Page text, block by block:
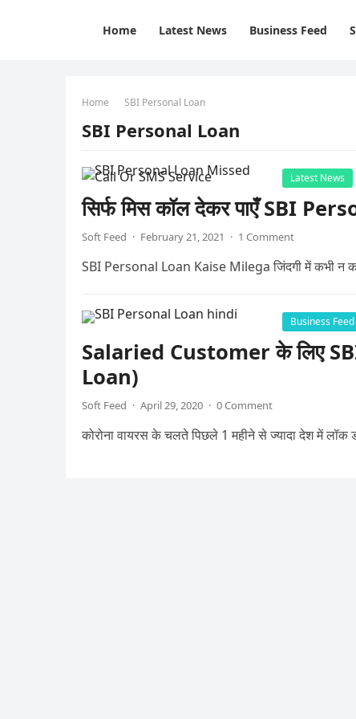
Home Latest News Business Feed
Home SBI Personal Loan
SBI Personal Loan
Latest News
सिर्फ मिस कॉल देकर पाएँ SBI
Soft Feed · February 21, 2021 · 1 Comment
SBI Personal Loan Kaise Milega जिंदगी में कभी न
Business Feed
Salaried Customer के लिए
Loan)
Soft Feed · April 29, 2020 · 0 Comment
कोरोना वायरस के चलते पिछले 1 महीने से ज्यादा देश में